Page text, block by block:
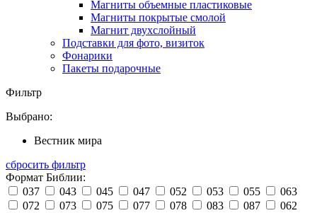
Магниты объемные пластиковые
Магниты покрытые смолой
Магнит двухслойный
Подставки для фото, визиток
Фонарики
Пакеты подарочные
Фильтр
Выбрано:
Вестник мира
сбросить фильтр
Формат Библии:
037
043 045 047 052 053 055
063
072
073 075 077 078 083 087
062